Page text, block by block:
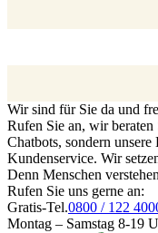
Wir sind für Sie da und
Rufen Sie an, wir
Chatbots, sondern
Kundenservice. Wir
Denn Menschen
Rufen Sie uns gerne an:
Gratis-Tel.0800 / 122
Montag – Samstag 8-19